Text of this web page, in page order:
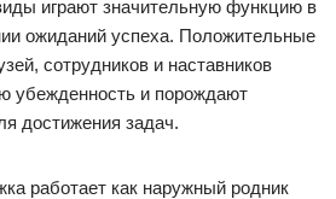
играют значительную функцию в
ожиданий успеха. Положительные
сотрудников и наставников
убежденность и порождают
достижения задач.
работает как наружный родник